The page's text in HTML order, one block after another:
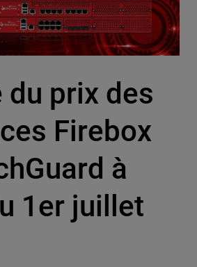
du prix des
Firebox
à
1er juillet